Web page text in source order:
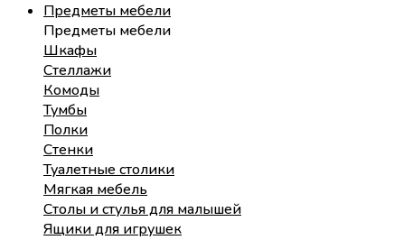
Предметы мебели
Предметы мебели
Шкафы
Стеллажи
Комоды
Тумбы
Полки
Стенки
Туалетные столики
Мягкая мебель
Столы и стулья для малышей
Ящики для игрушек